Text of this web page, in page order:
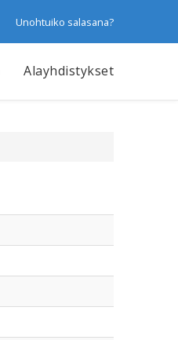
Unohtuiko salasana?
Alayhdistykset